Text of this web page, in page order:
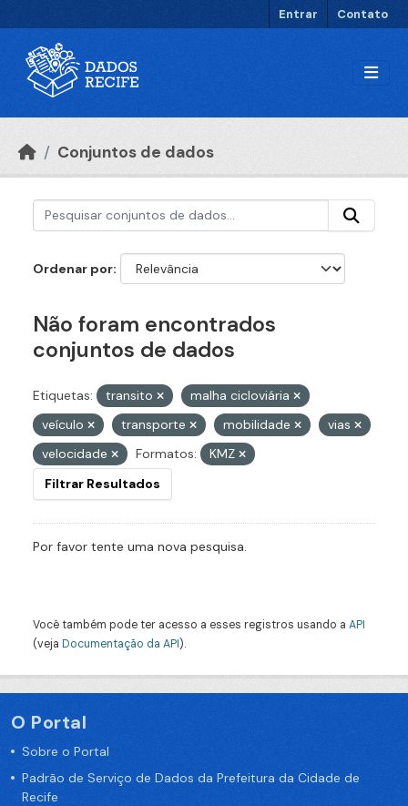
Entrar Contato
Conjuntos de dados
Ordenar por
Não foram encontrados
conjuntos de dados
Etiquetas: transito
malha cicloviária
veículo
transporte mobilidade
vias
velocidade
Formatos:
KMZ
Filtrar Resultados
Por favor tente uma nova pesquisa.
Você também pode ter acesso a esses registros usando a API
(veja Documentação da API).
O Portal
Sobre o Portal
Padrão de Serviço de Dados da Prefeitura da Cidade de
Recife